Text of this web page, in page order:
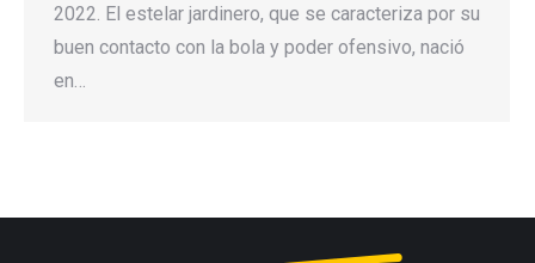
2022. El estelar jardinero, que se caracteriza por su
buen contacto con la bola y poder ofensivo, nació
en…